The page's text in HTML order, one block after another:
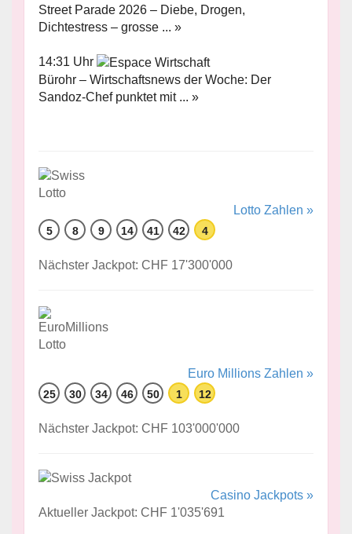
Street Parade 2026 – Diebe, Drogen,
Dichtestress – grosse ... »
14:31 Uhr
Bürohr – Wirtschaftsnews der Woche: Der
Sandoz-Chef punktet mit ... »
Lotto Zahlen »
5 8 9 14 41 42 4
Nächster Jackpot: CHF 17'300'000
Euro Millions Zahlen »
25 30 34 46 50 1 12
Nächster Jackpot: CHF 103'000'000
Casino Jackpots »
Aktueller Jackpot: CHF 1'035'691